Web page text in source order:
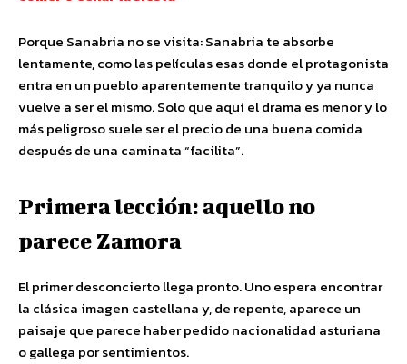
Porque Sanabria no se visita: Sanabria te absorbe
lentamente, como las películas esas donde el protagonista
entra en un pueblo aparentemente tranquilo y ya nunca
vuelve a ser el mismo. Solo que aquí el drama es menor y lo
más peligroso suele ser el precio de una buena comida
después de una caminata “facilita”.
Primera lección: aquello no
parece Zamora
El primer desconcierto llega pronto. Uno espera encontrar
la clásica imagen castellana y, de repente, aparece un
paisaje que parece haber pedido nacionalidad asturiana
o gallega por sentimientos.